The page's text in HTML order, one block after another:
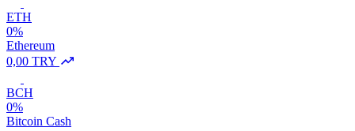
ETH
0%
Ethereum
0,00 TRY
BCH
0%
Bitcoin Cash